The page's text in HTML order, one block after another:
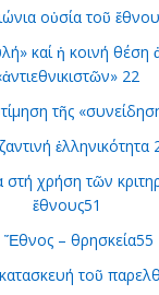
οὐσία τοῦ
καί ἡ κοινή θέση
22
τῆς
ἑλληνικότητα
στή χρήση τῶν
ἔθνους51
Ἔθνος – θρησκεία55
τοῦ